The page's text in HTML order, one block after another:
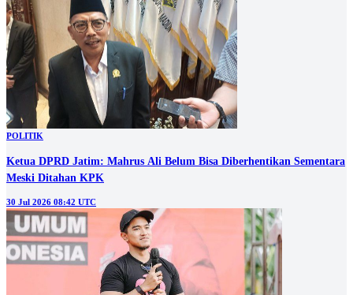
POLITIK
Ketua DPRD Jatim: Mahrus Ali Belum Bisa Diberhentikan Sementara
Meski Ditahan KPK
30 Jul 2026 08:42 UTC